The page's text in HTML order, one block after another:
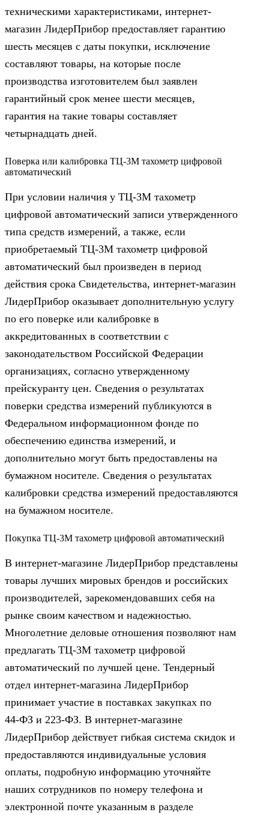
техническими характеристиками, интернет-
магазин ЛидерПрибор предоставляет гарантию
шесть месяцев с даты покупки, исключение
составляют товары, на которые после
производства изготовителем был заявлен
гарантийный срок менее шести месяцев,
гарантия на такие товары составляет
четырнадцать дней.
Поверка или калибровка ТЦ-3М тахометр цифровой
автоматический
При условии наличия у ТЦ-3М тахометр
цифровой автоматический записи утвержденного
типа средств измерений, а также, если
приобретаемый ТЦ-3М тахометр цифровой
автоматический был произведен в период
действия срока Свидетельства, интернет-магазин
ЛидерПрибор оказывает дополнительную услугу
по его поверке или калибровке в
аккредитованных в соответствии с
законодательством Российской Федерации
организациях, согласно утвержденному
прейскуранту цен. Сведения о результатах
поверки средства измерений публикуются в
Федеральном информационном фонде по
обеспечению единства измерений, и
дополнительно могут быть предоставлены на
бумажном носителе. Сведения о результатах
калибровки средства измерений предоставляются
на бумажном носителе.
Покупка ТЦ-3М тахометр цифровой автоматический
В интернет-магазине ЛидерПрибор представлены
товары лучших мировых брендов и российских
производителей, зарекомендовавших себя на
рынке своим качеством и надежностью.
Многолетние деловые отношения позволяют нам
предлагать ТЦ-3М тахометр цифровой
автоматический по лучшей цене. Тендерный
отдел интернет-магазина ЛидерПрибор
принимает участие в поставках закупках по
44‑ФЗ и 223‑ФЗ. В интернет-магазине
ЛидерПрибор действует гибкая система скидок и
предоставляются индивидуальные условия
оплаты, подробную информацию уточняйте
наших сотрудников по номеру телефона и
электронной почте указанным в разделе